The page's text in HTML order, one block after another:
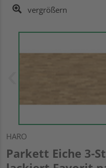
vergrößern
HARO
Parkett Eiche 3-